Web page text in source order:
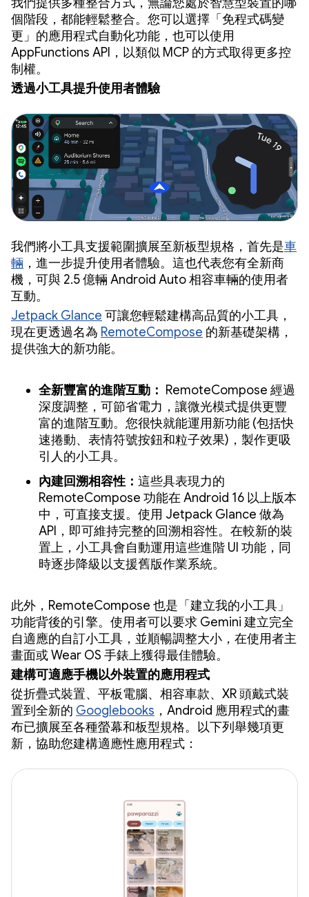
個階段，都能輕鬆整合。您可以選擇「免程式碼變
更」的應用程式自動化功能，也可以使用
AppFunctions API，以類似 MCP 的方式取得更多控
制權。
透過小工具提升使用者體驗
我們將小工具支援範圍擴展至新板型規格，首先是車
輛 ，進一步提升使用者體驗。這也代表您有全新商
機，可與 2.5 億輛 Android Auto 相容車輛的使用者
互動。
Jetpack Glance 可讓您輕鬆建構高品質的小工具，
現在更透過名為 RemoteCompose 的新基礎架構，
提供強大的新功能。
全新豐富的進階互動： RemoteCompose 經過
深度調整，可節省電力，讓微光模式提供更豐
富的進階互動。您很快就能運用新功能 (包括快
速捲動、表情符號按鈕和粒子效果)，製作更吸
引人的小工具。
內建回溯相容性： 這些具表現力的
RemoteCompose 功能在 Android 16 以上版本
中，可直接支援。使用 Jetpack Glance 做為
API，即可維持完整的回溯相容性。在較新的裝
置上，小工具會自動運用這些進階 UI 功能，同
時逐步降級以支援舊版作業系統。
此外，RemoteCompose 也是「建立我的小工具」
功能背後的引擎。使用者可以要求 Gemini 建立完全
自適應的自訂小工具，並順暢調整大小，在使用者主
畫面或 Wear OS 手錶上獲得最佳體驗。
建構可適應手機以外裝置的應用程式
從折疊式裝置、平板電腦、相容車款、XR 頭戴式裝
置到全新的 Googlebooks ，Android 應用程式的畫
布已擴展至各種螢幕和板型規格。以下列舉幾項更
新，協助您建構適應性應用程式：